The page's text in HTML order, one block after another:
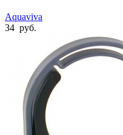
Aquaviva
34 руб.